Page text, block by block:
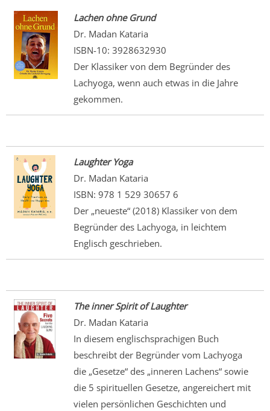
Lachen ohne Grund
Dr. Madan Kataria
ISBN-10: 3928632930
Der Klassiker von dem Begründer des
Lachyoga, wenn auch etwas in die Jahre
gekommen.
Laughter Yoga
Dr. Madan Kataria
ISBN: 978 1 529 30657 6
Der „neueste“ (2018) Klassiker von dem
Begründer des Lachyoga, in leichtem
Englisch geschrieben.
The inner Spirit of Laughter
Dr. Madan Kataria
In diesem englischsprachigen Buch
beschreibt der Begründer vom Lachyoga
die „Gesetze“ des „inneren Lachens“ sowie
die 5 spirituellen Gesetze, angereichert mit
vielen persönlichen Geschichten und